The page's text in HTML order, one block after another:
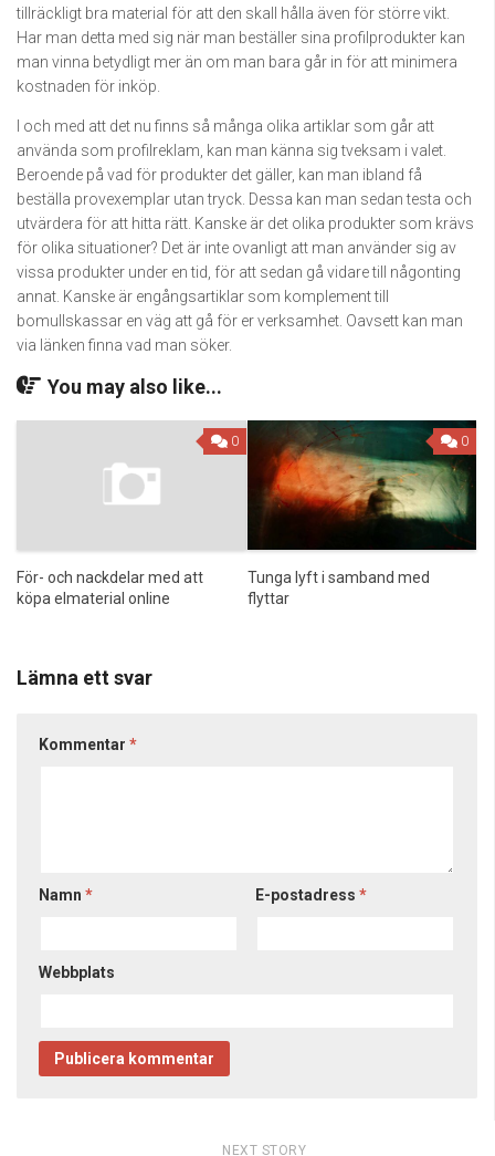
tillräckligt bra material för att den skall hålla även för större vikt.
Har man detta med sig när man beställer sina profilprodukter kan
man vinna betydligt mer än om man bara går in för att minimera
kostnaden för inköp.
I och med att det nu finns så många olika artiklar som går att
använda som profilreklam, kan man känna sig tveksam i valet.
Beroende på vad för produkter det gäller, kan man ibland få
beställa provexemplar utan tryck. Dessa kan man sedan testa och
utvärdera för att hitta rätt. Kanske är det olika produkter som krävs
för olika situationer? Det är inte ovanligt att man använder sig av
vissa produkter under en tid, för att sedan gå vidare till någonting
annat. Kanske är engångsartiklar som komplement till
bomullskassar en väg att gå för er verksamhet. Oavsett kan man
via länken finna vad man söker.
You may also like...
0
För- och nackdelar med att
köpa elmaterial online
0
Tunga lyft i samband med
flyttar
Lämna ett svar
Kommentar *
Namn * E-postadress*
Webbplats
NEXT STORY